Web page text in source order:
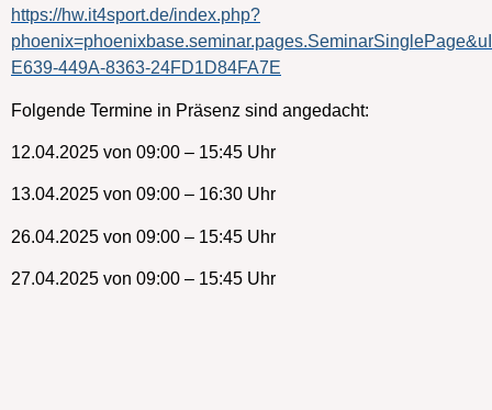
https://hw.it4sport.de/index.php?
E639-449A-8363-24FD1D84FA7E
Folgende Termine in Präsenz sind angedacht:
12.04.2025 von 09:00 – 15:45 Uhr
13.04.2025 von 09:00 – 16:30 Uhr
26.04.2025 von 09:00 – 15:45 Uhr
27.04.2025 von 09:00 – 15:45 Uhr